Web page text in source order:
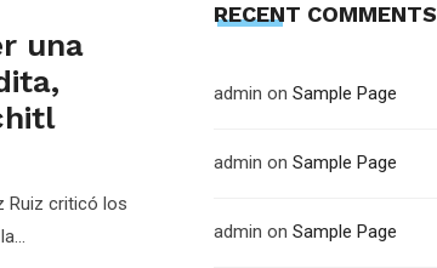
una
Ruiz criticó los
RECENT COMMENTS
admin on Sample Page
admin on Sample Page
admin on Sample Page